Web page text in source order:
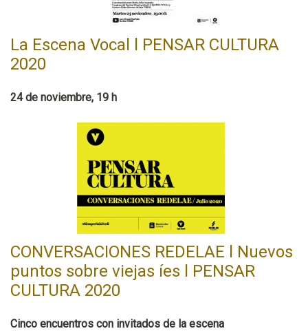
La Escena Vocal l PENSAR CULTURA
2020
24 de noviembre, 19 h
CONVERSACIONES REDELAE l Nuevos
puntos sobre viejas íes l PENSAR
CULTURA 2020
Cinco encuentros con invitados de la escena